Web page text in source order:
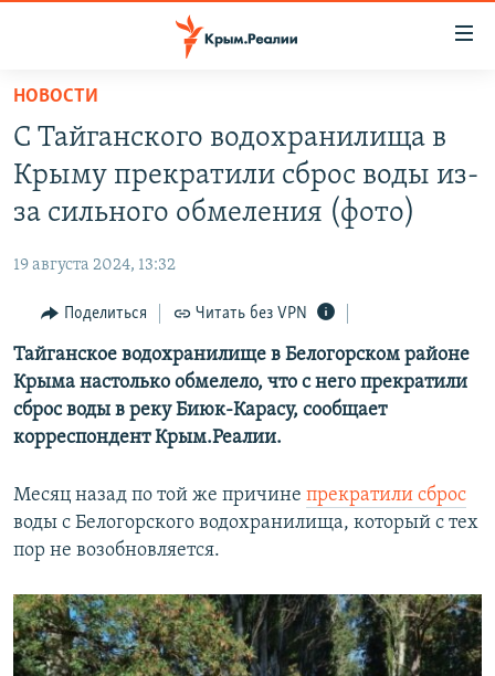
Вернуться
основному
содержанию
Вернутся
главной
навигации
Вернутся
поиску
11 ЛЕТ ОККУПАЦИИ КРЫМА. 11 ИСТОРИЙ СОПРОТИВЛЕНИЯ
ВОДА
ЕЩЕ
ИНТЕРАКТИВ
ИНФОГРАФИКА
СОВЕТЫ ПРАВОЗАЩИТНИКОВ
ПОБЕДИТЕЛЕЙ НЕ СУДЯТ?
КРЫМ.НЕПОКОРЕННЫЙ
ELIFBE
УКРАИНСКАЯ ПРОБЛЕМА КРЫМА
РАДІО СВОБОДА
КАК ОБОЙТИ БЛОКИРОВКУ
Українською
Qırımtatar
ПРИСОЕДИНЯЙТЕСЬ!
Все сайты RFE/RL
НОВОСТИ
С Тайганского водохранилища в
Крыму прекратили сброс воды из-
за сильного обмеления (фото)
19 августа 2024, 13:32
Поделиться Читать без VPN
Тайганское водохранилище в Белогорском районе
Крыма настолько обмелело, что с него прекратили
сброс воды в реку Биюк-Карасу, сообщает
корреспондент Крым.Реалии.
Месяц назад по той же причине прекратили сброс
воды с Белогорского водохранилища, который с тех
пор не возобновляется.